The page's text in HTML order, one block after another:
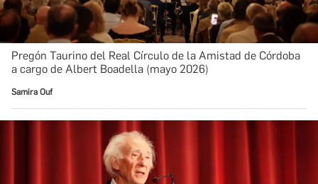
Pregón Taurino del Real Círculo de la Amistad de Córdoba
a cargo de Albert Boadella (mayo 2026)
Samira Ouf